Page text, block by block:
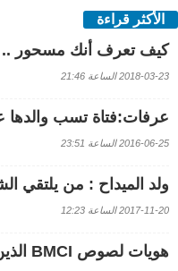
الأكثر قراءة
كيف تعرف أنك مسحور
2018-03-23 الساعة 21:46
عرفات:فتاة تسب والدها
2016-06-25 الساعة 23:51
ولد الميداح : من يلتقي
2017-11-20 الساعة 12:23
هويات لصوص BMCI الذين كشفتهم إمرأة